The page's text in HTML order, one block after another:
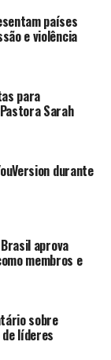
países
e violência
para
Sarah
durante
aprova
membros e
sobre
líderes